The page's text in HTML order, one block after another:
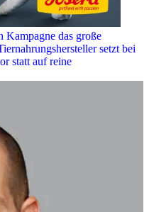
Kampagne das große
setzt bei
statt auf reine